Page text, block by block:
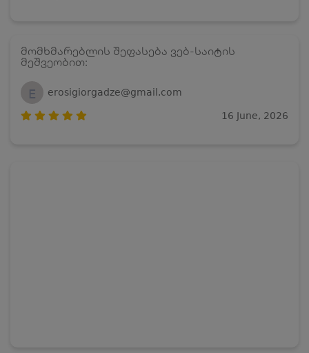
მომხმარებლის შეფასება ვებ-საიტის
მეშვეობით:
E erosigiorgadze@gmail.com
16 June, 2026